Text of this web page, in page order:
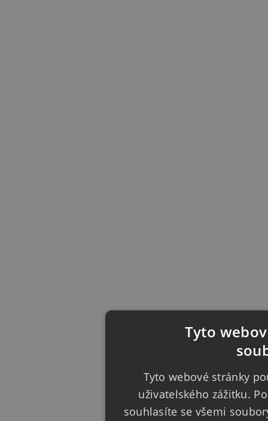
Tyto
Tyto webové stránky
uživatelského zážitku.
souhlasíte se všemi